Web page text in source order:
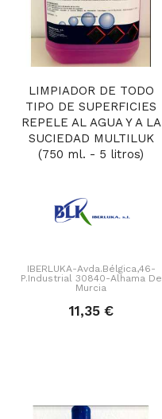
LIMPIADOR DE TODO
TIPO DE SUPERFICIES
REPELE AL AGUA Y A LA
SUCIEDAD MULTILUK
(750 ml. - 5 litros)
IBERLUKA-Avda.Bélgica,46-
P.Industrial 30840-Alhama De
Murcia
11,35 €